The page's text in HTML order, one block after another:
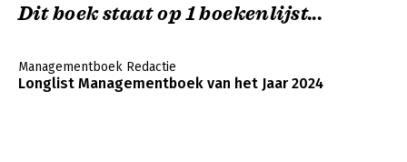
Dit boek staat op 1 boekenlijst...
Managementboek Redactie
Longlist Managementboek van het Jaar 2024